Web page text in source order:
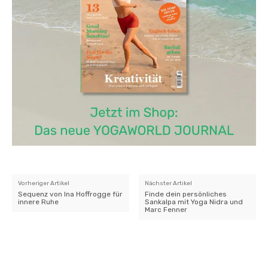
Vorheriger Artikel
Sequenz von Ina Hoffrogge für
innere Ruhe
Nächster Artikel
Finde dein persönliches
Sankalpa mit Yoga Nidra und
Marc Fenner